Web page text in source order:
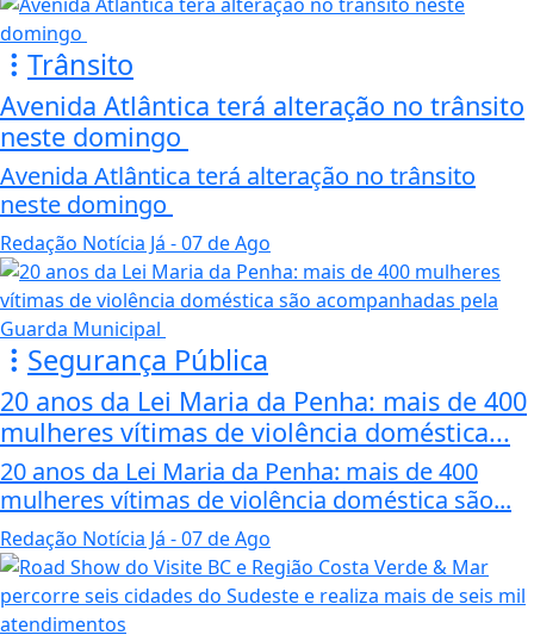
Trânsito
Avenida Atlântica terá alteração no trânsito
neste domingo
Avenida Atlântica terá alteração no trânsito
neste domingo
Redação Notícia Já - 07 de Ago
Segurança Pública
20 anos da Lei Maria da Penha: mais de 400
mulheres vítimas de violência doméstica...
20 anos da Lei Maria da Penha: mais de 400
mulheres vítimas de violência doméstica são...
Redação Notícia Já - 07 de Ago